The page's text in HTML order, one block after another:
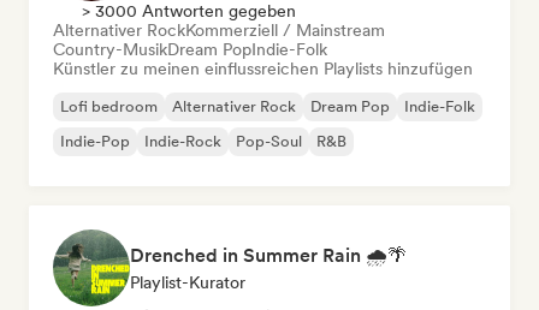
> 3000 Antworten gegeben
Alternativer RockKommerziell / Mainstream
Country-MusikDream PopIndie-Folk
Künstler zu meinen einflussreichen Playlists hinzufügen
Lofi bedroom Alternativer Rock Dream Pop
Indie-Folk
Indie-Pop
Indie-Rock Pop-Soul R&B
Drenched in Summer Rain 🌧️🌴
Playlist-Kurator